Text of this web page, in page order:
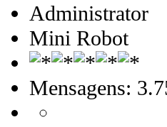
Administrator
Mini Robot
Mensagens: